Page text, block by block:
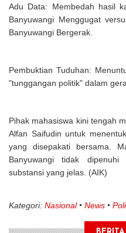
Adu Data: Membedah hasil
Banyuwangi Menggugat
Banyuwangi Bergerak.
Pembuktian Tuduhan:
"tunggangan politik" dalam
Pihak mahasiswa kini tengah
Alfan Saifudin untuk
yang disepakati bersama.
Banyuwangi tidak
substansi yang jelas. (AIK)
Kategori: Nasional News